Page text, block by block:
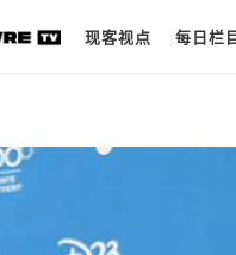
现客视点 每日栏